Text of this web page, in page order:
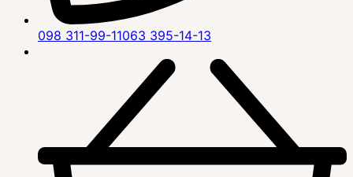
098 311-99-11063 395-14-13